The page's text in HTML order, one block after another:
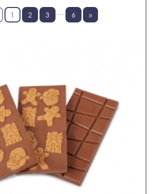
1 2 3 … 6 »